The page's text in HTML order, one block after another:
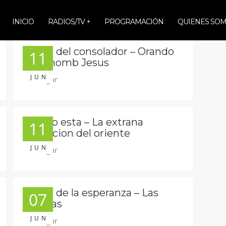
INICIO RADIOS/TV + PROGRAMACIÓN QUIENES
11
JUN
La voz del consolador – Orando
en el nomb Jesus
Descargar
11
JUN
Escrito esta – La extrana
facinacion del oriente
Descargar
07
JUN
La voz de la esperanza – Las
bebidas
Descargar